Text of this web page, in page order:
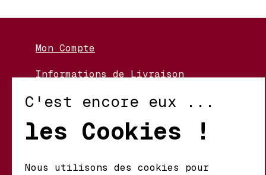
Mon Compte
Informations de Livraison
Conditions d’Utilisation
C'est encore eux ...
les Cookies !
Nous utilisons des cookies pour